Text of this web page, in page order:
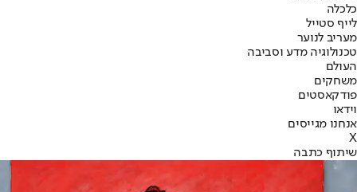
כלכלה
לייף סטייל
מעריב לנוער
טכנולוגיה מדע וסביבה
העולם
משחקים
פודקאסטים
וידאו
אנחנו מגייסים
X
שיתוף כתבה